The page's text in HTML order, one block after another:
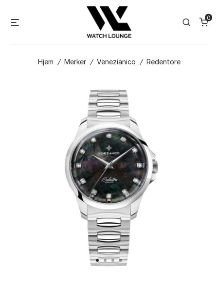
Search
0
Hjem / Merker / Venezianico / Redentore